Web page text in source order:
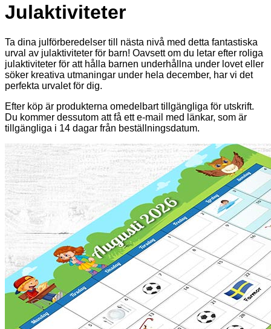
Julaktiviteter
Ta dina julförberedelser till nästa nivå med detta fantastiska
urval av julaktiviteter för barn! Oavsett om du letar efter roliga
julaktiviteter för att hålla barnen underhållna under lovet eller
söker kreativa utmaningar under hela december, har vi det
perfekta urvalet för dig.
Efter köp är produkterna omedelbart tillgängliga för utskrift.
Du kommer dessutom att få ett e-mail med länkar, som är
tillgängliga i 14 dagar från beställningsdatum.